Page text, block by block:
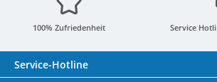
100% Zufriedenheit Service
Service-Hotline